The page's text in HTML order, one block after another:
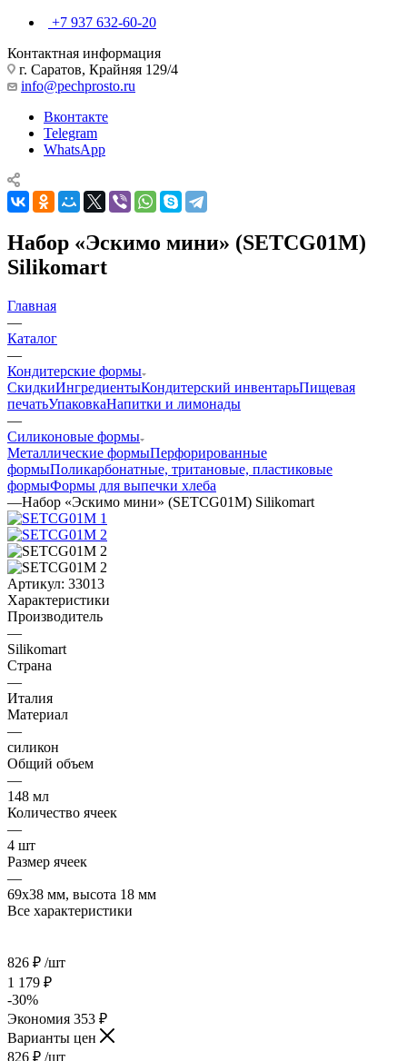
+7 937 632-60-20
Контактная информация
г. Саратов, Крайняя 129/4
info@pechprosto.ru
Вконтакте
Telegram
WhatsApp
Набор «Эскимо мини» (SETCG01M)
Silikomart
Главная
—
Каталог
—
Кондитерские формы
СкидкиИнгредиентыКондитерский инвентарьПищевая
печатьУпаковкаНапитки и лимонады
—
Силиконовые формы
Металлические формыПерфорированные
формыПоликарбонатные, тритановые, пластиковые
формыФормы для выпечки хлеба
—Набор «Эскимо мини» (SETCG01M) Silikomart
Артикул: 33013
Характеристики
Производитель
—
Silikomart
Страна
—
Италия
Материал
—
силикон
Общий объем
—
148 мл
Количество ячеек
—
4 шт
Размер ячеек
—
69х38 мм, высота 18 мм
Все характеристики
826 ₽ /шт
1 179 ₽
-30%
Экономия 353 ₽
Варианты цен
826 ₽ /шт